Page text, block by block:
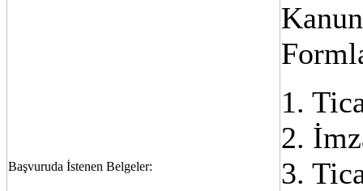
Başvuruda İstenen Belgeler:
1.
2.
3.